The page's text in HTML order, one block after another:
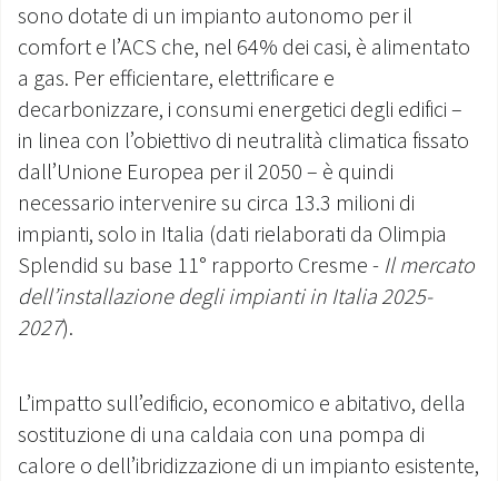
AREA DOWNLOAD
sono dotate di un impianto autonomo per il
comfort e l’ACS che, nel 64% dei casi, è alimentato
a gas. Per efficientare, elettrificare e
decarbonizzare, i consumi energetici degli edifici –
in linea con l’obiettivo di neutralità climatica fissato
dall’Unione Europea per il 2050 – è quindi
necessario intervenire su circa 13.3 milioni di
impianti, solo in Italia (dati rielaborati da Olimpia
Splendid su base 11° rapporto Cresme - Il mercato
dell’installazione degli impianti in Italia 2025-
2027).
L’impatto sull’edificio, economico e abitativo, della
sostituzione di una caldaia con una pompa di
calore o dell’ibridizzazione di un impianto esistente,